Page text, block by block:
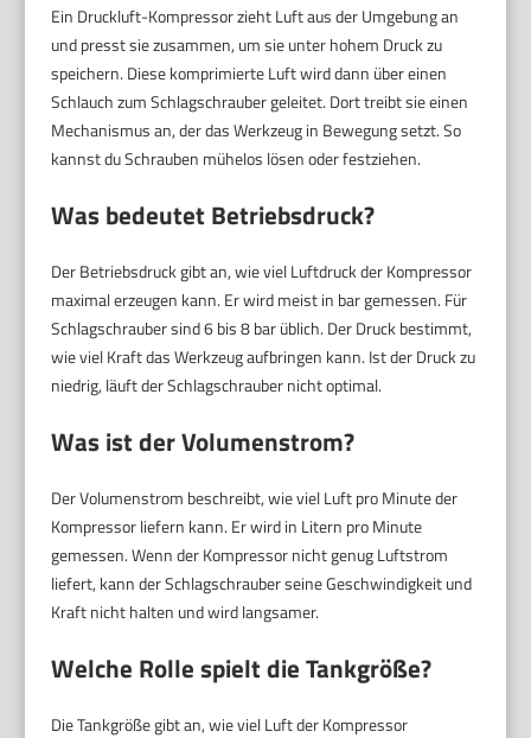
Ein Druckluft-Kompressor zieht Luft aus der Umgebung an
und presst sie zusammen, um sie unter hohem Druck zu
speichern. Diese komprimierte Luft wird dann über einen
Schlauch zum Schlagschrauber geleitet. Dort treibt sie einen
Mechanismus an, der das Werkzeug in Bewegung setzt. So
kannst du Schrauben mühelos lösen oder festziehen.
Was bedeutet Betriebsdruck?
Der Betriebsdruck gibt an, wie viel Luftdruck der Kompressor
maximal erzeugen kann. Er wird meist in bar gemessen. Für
Schlagschrauber sind 6 bis 8 bar üblich. Der Druck bestimmt,
wie viel Kraft das Werkzeug aufbringen kann. Ist der Druck zu
niedrig, läuft der Schlagschrauber nicht optimal.
Was ist der Volumenstrom?
Der Volumenstrom beschreibt, wie viel Luft pro Minute der
Kompressor liefern kann. Er wird in Litern pro Minute
gemessen. Wenn der Kompressor nicht genug Luftstrom
liefert, kann der Schlagschrauber seine Geschwindigkeit und
Kraft nicht halten und wird langsamer.
Welche Rolle spielt die Tankgröße?
Die Tankgröße gibt an, wie viel Luft der Kompressor